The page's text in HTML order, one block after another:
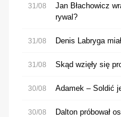
31/08
Jan Błachowicz
rywal?
31/08 Denis Labryga
31/08 Skąd wzięły się
30/08 Adamek – Soldić
30/08 Dalton próbował